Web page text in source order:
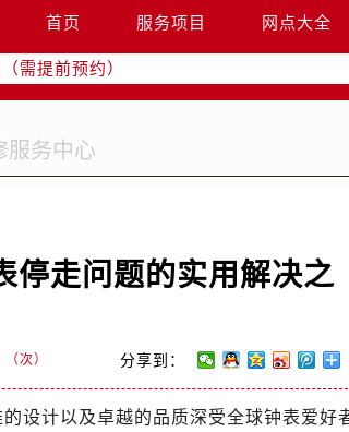
首页 服务项目 网点大全
11层1102室（需提前预约）
室（需提前预约）
需提前预约）
室（需提前预约）
1008室（需提前预约）
（需提前预约）
润万象城）17层1706室（需提前预约）
室（需提前预约）
层2209室（需提前预约）
室（需提前预约）
停走问题的实用解决之
（次） 分享到：
设计以及卓越的品质深受全球钟表爱好